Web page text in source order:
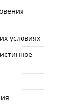
условиях